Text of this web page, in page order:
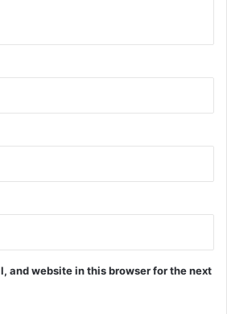
and website in this browser for the next